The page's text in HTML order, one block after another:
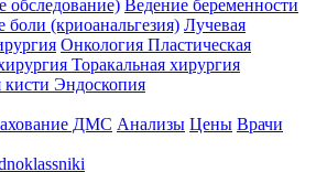
обследование) Ведение беременности
боли (криоанальгезия) Лучевая
Онкология Пластическая
Торакальная хирургия
Эндоскопия
ДМС Анализы Цены Врачи